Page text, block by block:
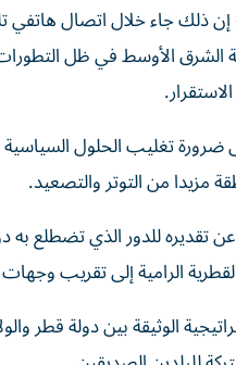
إن ذلك جاء خلال اتصال
الأوسط في ظل التطورات
تغليب الحلول
مزيدا من التوتر والتصعيد.
تقديره للدور الذي تضطلع
الرامية إلى تقريب
الوثيقة بين دولة قطر